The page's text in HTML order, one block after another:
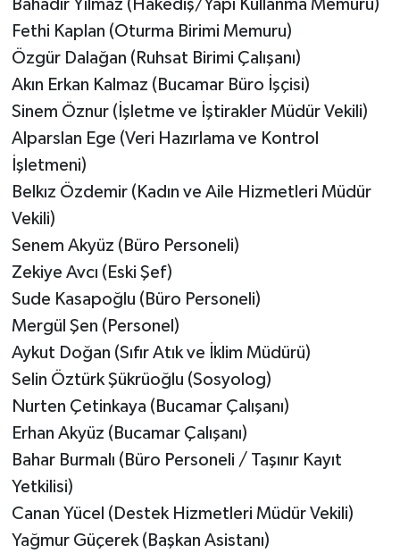
Bahadır Yılmaz (Hakediş/Yapı Kullanma Memuru)
Fethi Kaplan (Oturma Birimi Memuru)
Özgür Dalağan (Ruhsat Birimi Çalışanı)
Akın Erkan Kalmaz (Bucamar Büro İşçisi)
Sinem Öznur (İşletme ve İştirakler Müdür Vekili)
Alparslan Ege (Veri Hazırlama ve Kontrol
İşletmeni)
Belkız Özdemir (Kadın ve Aile Hizmetleri Müdür
Vekili)
Senem Akyüz (Büro Personeli)
Zekiye Avcı (Eski Şef)
Sude Kasapoğlu (Büro Personeli)
Mergül Şen (Personel)
Aykut Doğan (Sıfır Atık ve İklim Müdürü)
Selin Öztürk Şükrüoğlu (Sosyolog)
Nurten Çetinkaya (Bucamar Çalışanı)
Erhan Akyüz (Bucamar Çalışanı)
Bahar Burmalı (Büro Personeli / Taşınır Kayıt
Yetkilisi)
Canan Yücel (Destek Hizmetleri Müdür Vekili)
Yağmur Güçerek (Başkan Asistanı)